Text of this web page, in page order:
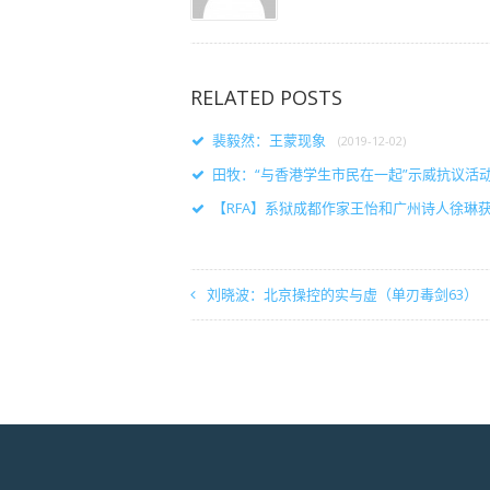
RELATED POSTS
裴毅然：王蒙现象 (2019-12-02)
田牧：“与香港学生市民在一起”示威抗议活
【RFA】系狱成都作家王怡和广州诗人徐琳
刘晓波：北京操控的实与虚（单刃毒剑63）